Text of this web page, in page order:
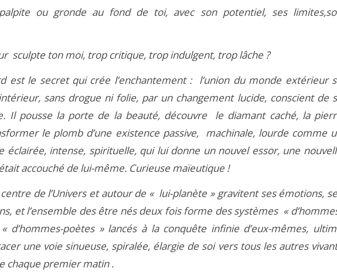
ou gronde au fond de toi, avec son potentiel, ses
sculpte ton moi, trop critique, trop indulgent, trop lâche ?
est le secret qui crée l’enchantement : l’union du monde extérieur
sans drogue ni folie, par un changement lucide, conscient de
Il pousse la porte de la beauté, découvre le diamant caché, la
le plomb d’une existence passive, machinale, lourde comme
éclairée, intense, spirituelle, qui lui donne un nouvel essor, une
accouché de lui-même. Curieuse maïeutique !
de l’Univers et autour de « lui-planète » gravitent ses émotions,
et l’ensemble des être nés deux fois forme des systèmes «
d’hommes-poètes » lancés à la conquête infinie d’eux-mêmes,
une voie sinueuse, spiralée, élargie de soi vers tous les autres
chaque premier matin .